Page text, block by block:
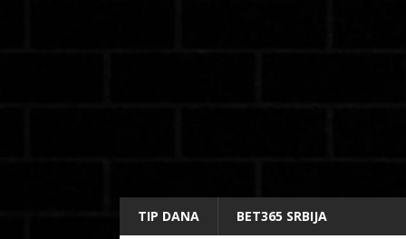
TIP DANA BET365 SRBIJA